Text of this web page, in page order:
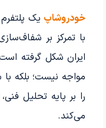
خودروشاپ یک
با تمرکز بر
ایران شکل گرفته
مواجه نیست؛ بلکه
را بر پایه تحلیل
می‌کند.